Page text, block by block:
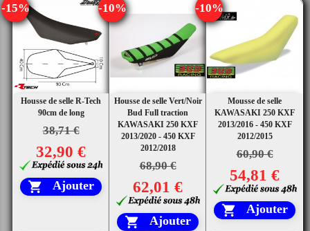
Housse de selle R-Tech
90cm de long
38,71 €
-15%
32,90 €
 Ajouter
Housse de selle Vert/Noir
Bud Full traction
KAWASAKI 250 KXF
2013/2020 - 450 KXF
2012/2018
68,90 €
-10%
62,01 €
 Ajouter
Mousse de selle
KAWASAKI 250 KXF
2013/2016 - 450 KXF
2012/2015
60,90 €
-10%
54,81 €
 Ajouter